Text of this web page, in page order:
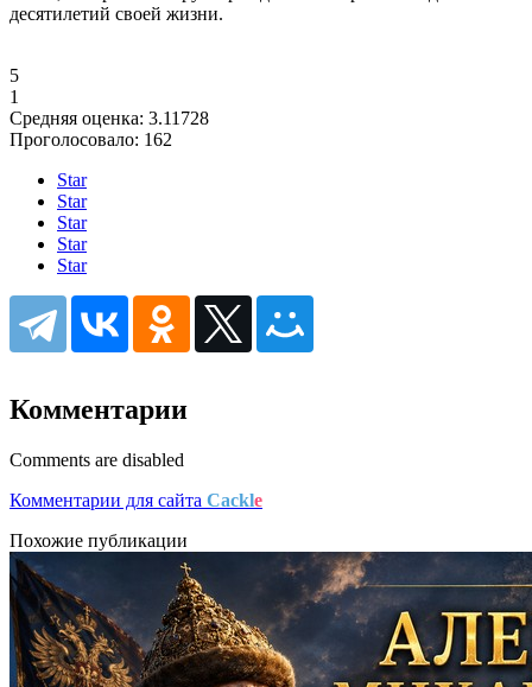
десятилетий своей жизни.
5
1
Средняя оценка: 3.11728
Проголосовало: 162
Star
Star
Star
Star
Star
Комментарии
Comments are disabled
Комментарии для сайта Cackle
Похожие публикации